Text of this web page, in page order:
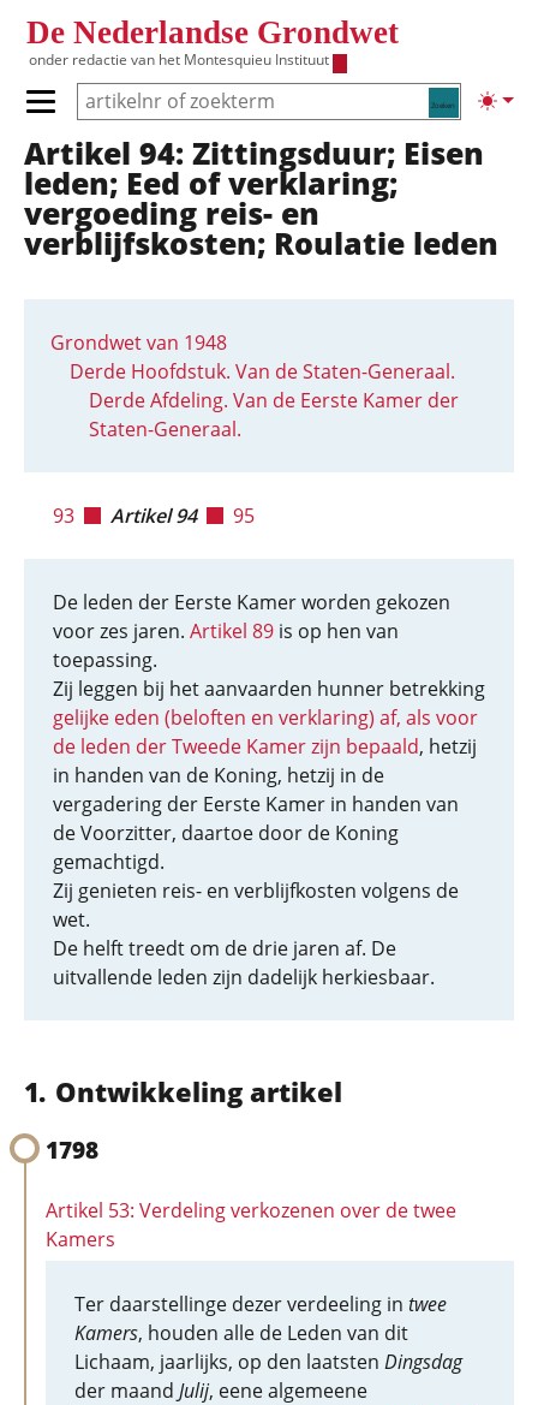
De Nederlandse Grondwet
onder redactie van het Montesquieu Instituut
Zoeken
Primair menu tonen/verbergen
Hoofdnavigatie
Artikel 94: Zittingsduur; Eisen
leden; Eed of verklaring;
vergoeding reis- en
verblijfskosten; Roulatie leden
Grondwet van 1948
Derde Hoofdstuk. Van de Staten-Generaal.
Derde Afdeling. Van de Eerste Kamer der
Staten-Generaal.
93 Artikel 94 95
De leden der Eerste Kamer worden gekozen
voor zes jaren. Artikel 89 is op hen van
toepassing.
Zij leggen bij het aanvaarden hunner betrekking
gelijke eden (beloften en verklaring) af, als voor
de leden der Tweede Kamer zijn bepaald, hetzij
in handen van de Koning, hetzij in de
vergadering der Eerste Kamer in handen van
de Voorzitter, daartoe door de Koning
gemachtigd.
Zij genieten reis- en verblijfkosten volgens de
wet.
De helft treedt om de drie jaren af. De
uitvallende leden zijn dadelijk herkiesbaar.
Ontwikkeling artikel
1798
Artikel 53: Verdeling verkozenen over de twee
Kamers
Ter daarstellinge dezer verdeeling in twee
Kamers, houden alle de Leden van dit
Lichaam, jaarlijks, op den laatsten Dingsdag
der maand Julij, eene algemeene